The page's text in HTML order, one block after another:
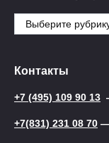
Точки
эвакуации
Контакты
+7 (495) 109 90 13
+7(831) 231 08 70 —